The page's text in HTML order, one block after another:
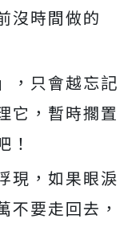
沒時間做的
，只會越忘記
它，暫時擱置
！
現，如果眼淚
不要走回去，